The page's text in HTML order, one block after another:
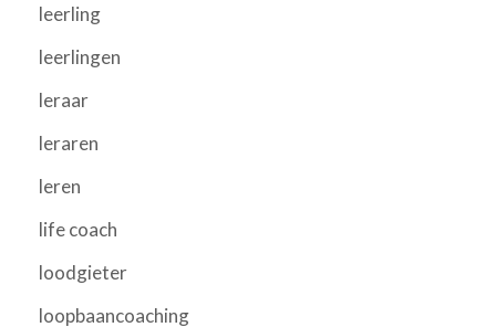
leerling
leerlingen
leraar
leraren
leren
life coach
loodgieter
loopbaancoaching